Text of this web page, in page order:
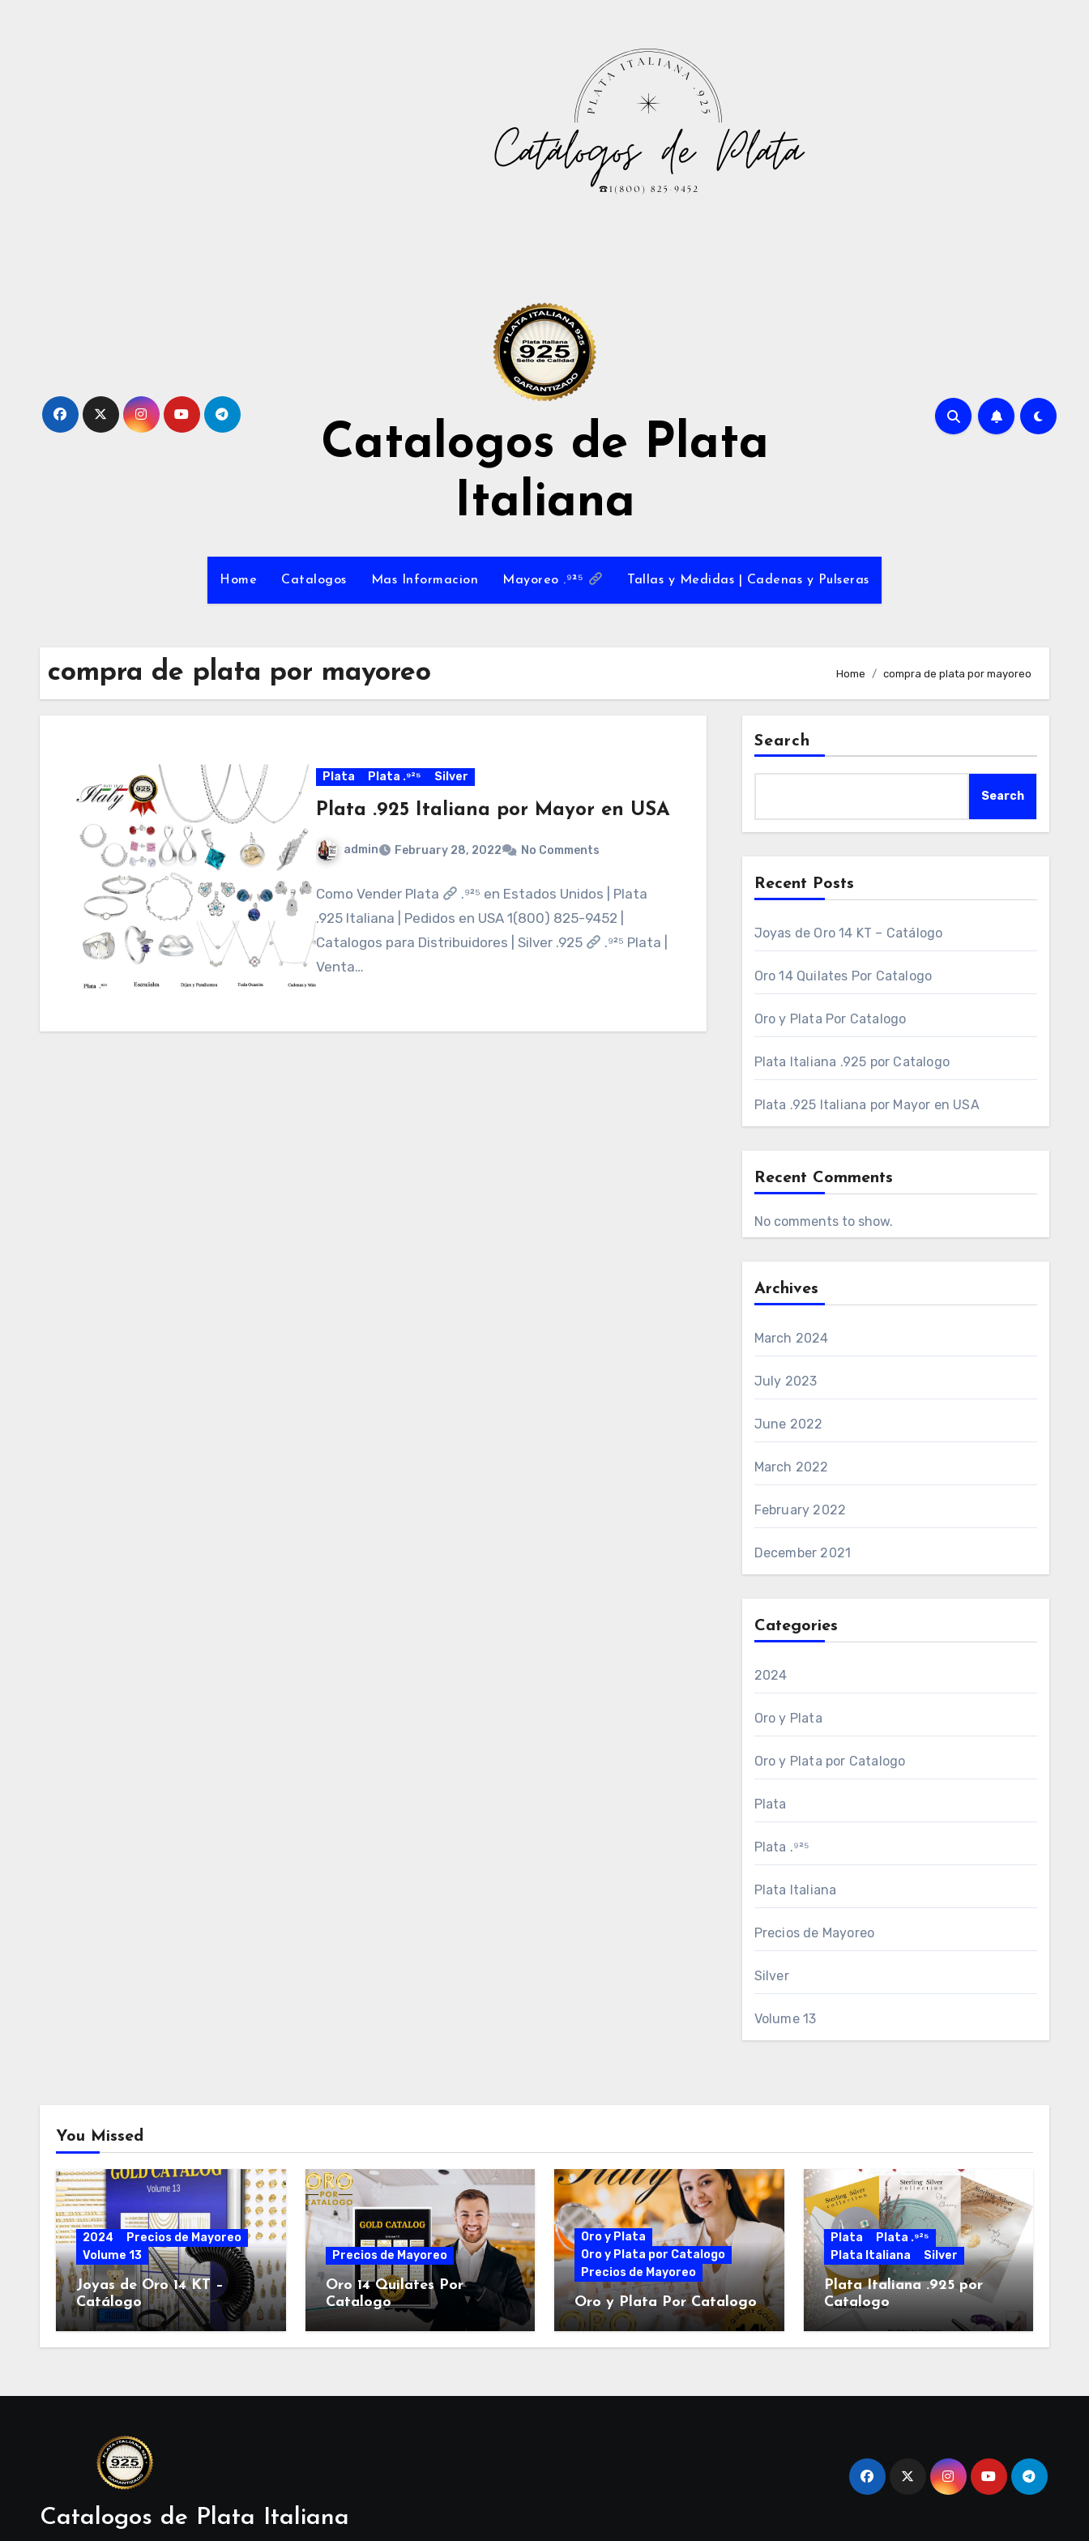
Catalogos de Plata
Italiana
Home Catalogos Mas Informacion Mayoreo .⁹²⁵ Tallas y Medidas | Cadenas y Pulseras
compra de plata por mayoreo Home compra de plata por mayoreo
Plata Plata .⁹²⁵ Silver
Plata .925 Italiana por Mayor en USA
admin February 28, 2022 No Comments
Como Vender Plata
.⁹²⁵ en Estados Unidos | Plata
.925 Italiana | Pedidos en USA 1(800) 825-9452 |
Catalogos para Distribuidores | Silver .925
.⁹²⁵ Plata |
Venta…
Search
Search
Recent Posts
Joyas de Oro 14 KT – Catálogo
Oro 14 Quilates Por Catalogo
Oro y Plata Por Catalogo
Plata Italiana .925 por Catalogo
Plata .925 Italiana por Mayor en USA
Recent Comments
No comments to show.
Archives
March 2024
July 2023
June 2022
March 2022
February 2022
December 2021
Categories
2024
Oro y Plata
Oro y Plata por Catalogo
Plata
Plata .⁹²⁵
Plata Italiana
Precios de Mayoreo
Silver
Volume 13
You Missed
2024
Precios de Mayoreo
Volume 13
Joyas de Oro 14 KT –
Catálogo
Precios de Mayoreo
Oro 14 Quilates Por
Catalogo
Oro y Plata
Oro y Plata por Catalogo
Precios de Mayoreo
Oro y Plata Por Catalogo
Plata
Plata .⁹²⁵
Plata Italiana
Silver
Plata Italiana .925 por
Catalogo
Catalogos de Plata Italiana